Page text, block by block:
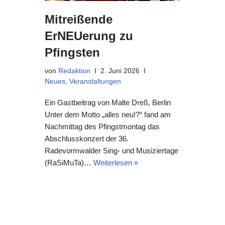
Mitreißende
ErNEUerung zu
Pfingsten
von Redaktion
2. Juni 2026
Neues, Veranstaltungen
Ein Gastbeitrag von Malte Dreß, Berlin
Unter dem Motto „alles neu!?“ fand am
Nachmittag des Pfingstmontag das
Abschlusskonzert der 36.
Radevormwalder Sing- und Musiziertage
(RaSiMuTa)… Weiterlesen »